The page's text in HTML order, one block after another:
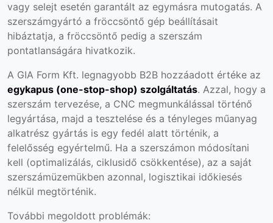
vagy selejt esetén garantált az egymásra mutogatás. A
szerszámgyártó a fröccsöntő gép beállításait
hibáztatja, a fröccsöntő pedig a szerszám
pontatlanságára hivatkozik.
A GIA Form Kft. legnagyobb B2B hozzáadott értéke az
egykapus (one-stop-shop) szolgáltatás. Azzal, hogy a
szerszám tervezése, a CNC megmunkálással történő
legyártása, majd a tesztelése és a tényleges műanyag
alkatrész gyártás is egy fedél alatt történik, a
felelősség egyértelmű. Ha a szerszámon módosítani
kell (optimalizálás, ciklusidő csökkentése), az a saját
szerszámüzemükben azonnal, logisztikai időkiesés
nélkül megtörténik.
További megoldott problémák: